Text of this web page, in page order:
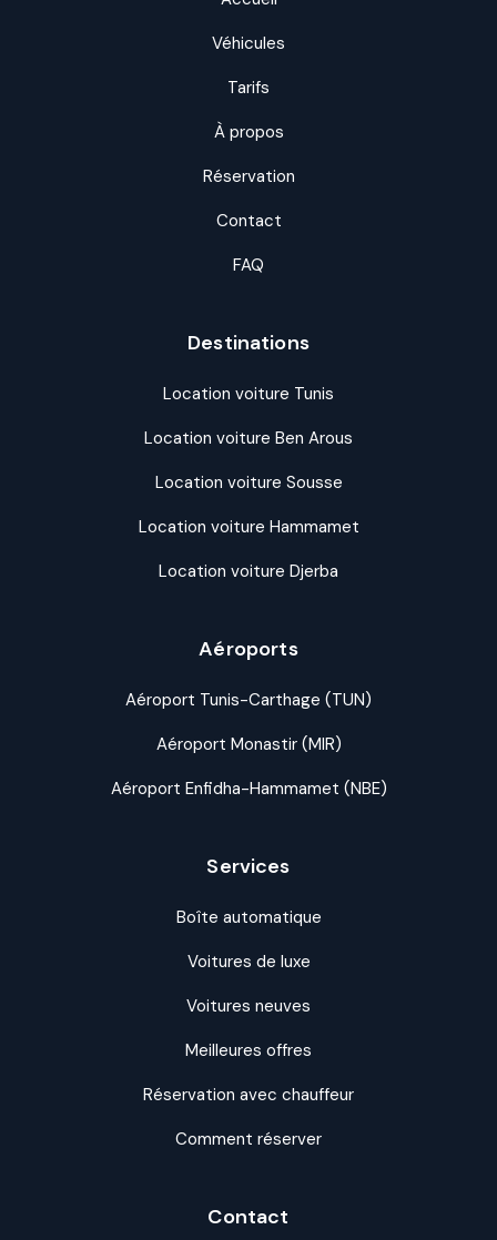
Véhicules
Tarifs
À propos
Réservation
Contact
FAQ
Destinations
Location voiture Tunis
Location voiture Ben Arous
Location voiture Sousse
Location voiture Hammamet
Location voiture Djerba
Aéroports
Aéroport Tunis-Carthage (TUN)
Aéroport Monastir (MIR)
Aéroport Enfidha-Hammamet (NBE)
Services
Boîte automatique
Voitures de luxe
Voitures neuves
Meilleures offres
Réservation avec chauffeur
Comment réserver
Contact